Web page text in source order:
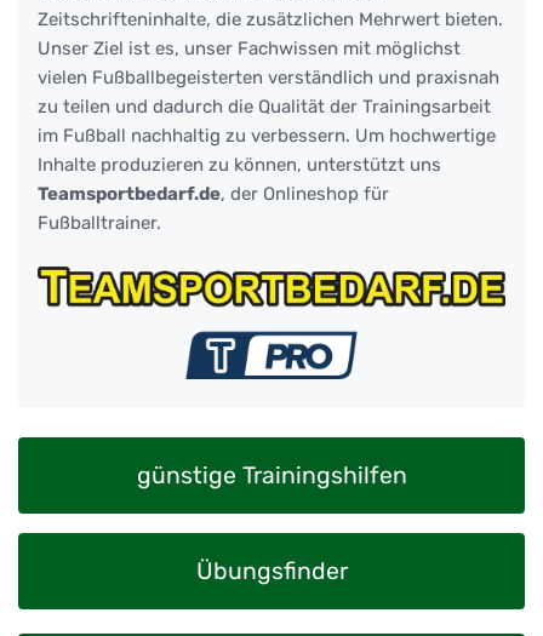
Zeitschrifteninhalte, die zusätzlichen Mehrwert bieten.
Unser Ziel ist es, unser Fachwissen mit möglichst
vielen Fußballbegeisterten verständlich und praxisnah
zu teilen und dadurch die Qualität der Trainingsarbeit
im Fußball nachhaltig zu verbessern. Um hochwertige
Inhalte produzieren zu können, unterstützt uns
Teamsportbedarf.de, der Onlineshop für
Fußballtrainer.
günstige Trainingshilfen
Übungsfinder